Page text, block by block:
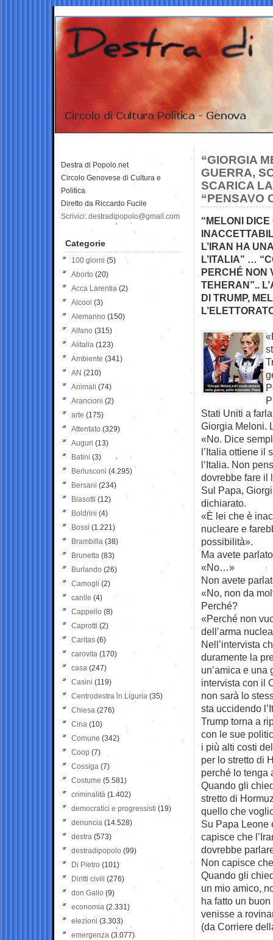
“GIORGIA
GUERRA,
SCARICA
“PENSAVO
“MELONI
L’IRAN HA
L’ITALIA” …
PERCHÉ NON
TEHERAN”..
DI TRUMP,
Stati Uniti a
Giorgia Meloni.
«No. Dice
l’Italia ottiene il
l‘Italia. Non
dovrebbe fare il
Sul Papa,
dichiarato.
«È lei che è
nucleare e
possibilità».
Ma avete
«No…»
Non avete
«No, non da
Perché?
«Perché non
dell’arma
Nell’intervista
duramente la
un’amica e una
intervista con il
non sarà lo
sta uccidendo
Trump torna a
con le sue
i più alti costi
per lo stretto di
perché lo tenga
Quando gli
stretto di
quello che
Su Papa Leone
capisce che
dovrebbe
Non capisce
Quando gli
un mio amico,
ha fatto un
venisse a
(da Corriere
Destra di Popolo.net
Circolo Genovese di Cultura e
Politica
Diretto da Riccardo Fucile
Scrivici: destradipopolo@gmail.com
Categorie
100 giorni (5)
Aborto (20)
Acca Larentia (2)
Alcool (3)
Alemanno (150)
Alfano (315)
Alitalia (123)
Ambiente (341)
AN (210)
Animali (74)
Arancioni (2)
arte (175)
Attentato (329)
Auguri (13)
Batini (3)
Berlusconi (4.295)
Bersani (234)
Biasotti (12)
Boldrini (4)
Bossi (1.221)
Brambilla (38)
Brunetta (83)
Burlando (26)
Camogli (2)
canile (4)
Cappello (8)
Caprotti (2)
Caritas (6)
carovita (170)
casa (247)
Casini (119)
Centrodestra in Liguria (35)
Chiesa (276)
Cina (10)
Comune (342)
Coop (7)
Cossiga (7)
Costume (5.581)
criminalità (1.402)
democratici e progressisti (19)
denuncia (14.528)
destra (573)
destradipopolo (99)
Di Pietro (101)
Diritti civili (276)
don Gallo (9)
economia (2.331)
elezioni (3.303)
emergenza (3.077)